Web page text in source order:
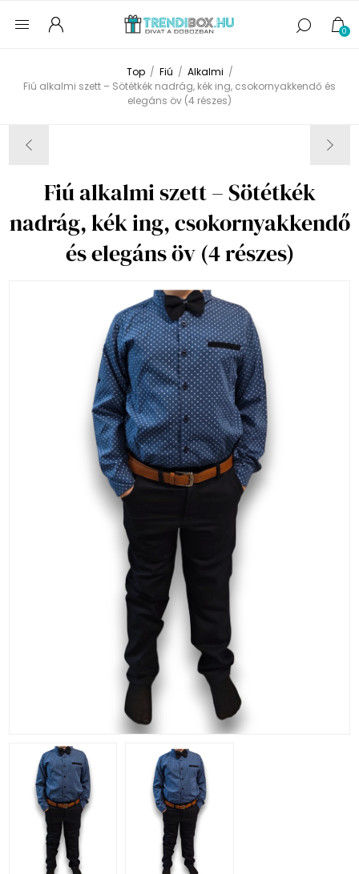
0
Top / Fiú / Alkalmi /
Fiú alkalmi szett – Sötétkék nadrág, kék ing, csokornyakkendő és
elegáns öv (4 részes)
Fiú alkalmi szett – Sötétkék
nadrág, kék ing, csokornyakkendő
és elegáns öv (4 részes)